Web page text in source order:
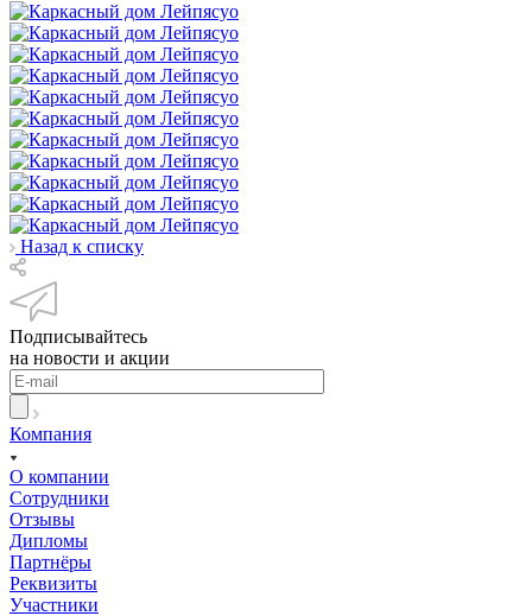
Назад к списку
Подписывайтесь
на новости и акции
Компания
О компании
Сотрудники
Отзывы
Дипломы
Партнёры
Реквизиты
Участники